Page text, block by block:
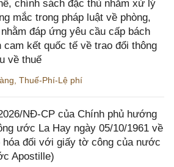
chính sách đặc thù nhằm xử lý
mắc trong pháp luật về phòng,
đáp ứng yêu cầu cấp bách
cam kết quốc tế về trao đổi thông
về thuế
Thuế-Phí-Lệ phí
NĐ-CP của Chính phủ hướng
ước La Hay ngày 05/10/1961 về
hóa đối với giấy tờ công của nước
Apostille)